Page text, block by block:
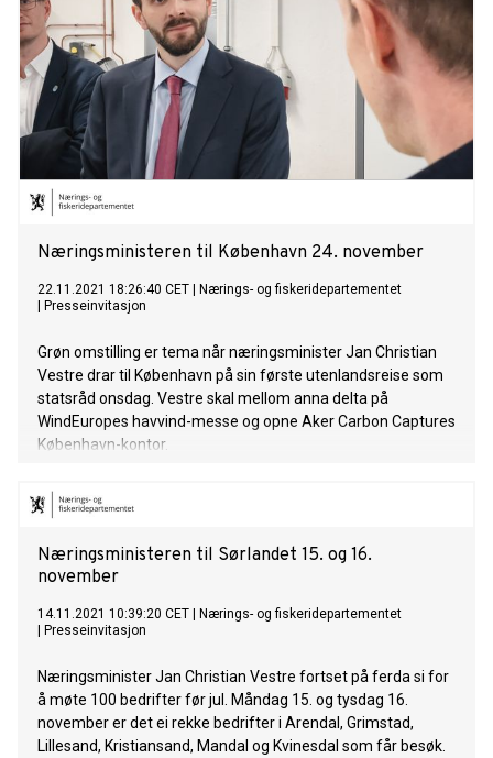
Næringsministeren til København 24. november
22.11.2021 18:26:40 CET
Nærings- og fiskeridepartementet
Presseinvitasjon
Grøn omstilling er tema når næringsminister Jan Christian
Vestre drar til København på sin første utenlandsreise som
statsråd onsdag. Vestre skal mellom anna delta på
WindEuropes havvind-messe og opne Aker Carbon Captures
København-kontor.
Næringsministeren til Sørlandet 15. og 16.
november
14.11.2021 10:39:20 CET
Nærings- og fiskeridepartementet
Presseinvitasjon
Næringsminister Jan Christian Vestre fortset på ferda si for
å møte 100 bedrifter før jul. Måndag 15. og tysdag 16.
november er det ei rekke bedrifter i Arendal, Grimstad,
Lillesand, Kristiansand, Mandal og Kvinesdal som får besøk.